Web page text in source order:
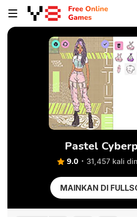
Pastel
9.0 31,457 kali
MAINKAN DI